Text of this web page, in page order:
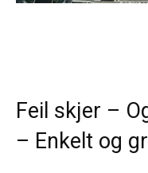
Feil skjer –
– Enkelt og